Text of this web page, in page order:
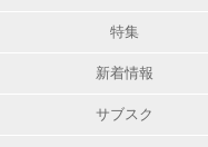
特集
新着情報
サブスク